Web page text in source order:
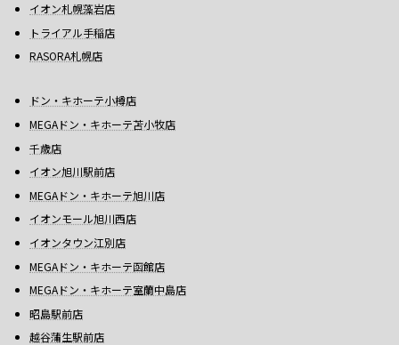
イオン札幌藻岩店
トライアル手稲店
RASORA札幌店
ドン・キホーテ小樽店
MEGAドン・キホーテ苫小牧店
千歳店
イオン旭川駅前店
MEGAドン・キホーテ旭川店
イオンモール旭川西店
イオンタウン江別店
MEGAドン・キホーテ函館店
MEGAドン・キホーテ室蘭中島店
昭島駅前店
越谷蒲生駅前店